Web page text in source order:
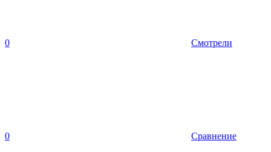
0 Смотрели
0 Сравнение